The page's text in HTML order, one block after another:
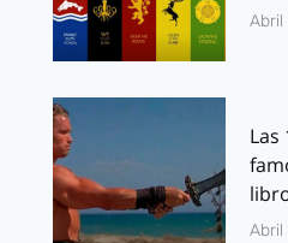
Abril
Las
Abril